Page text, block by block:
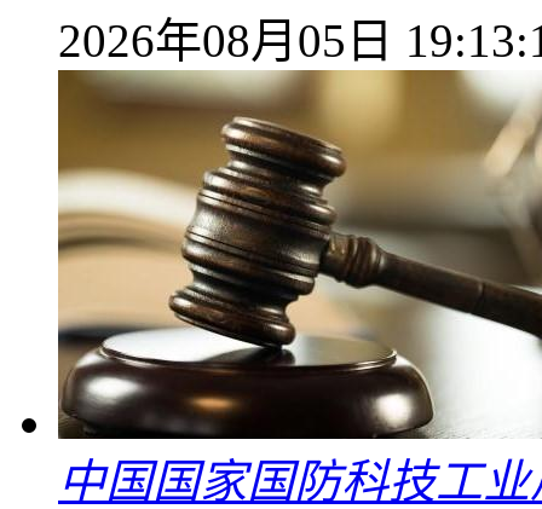
2026年08月05日
中国国家国防科技工